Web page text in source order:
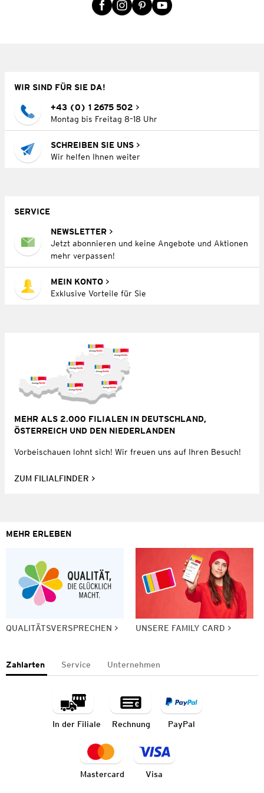
WIR SIND FÜR SIE DA!
+43 (0) 1 2675 502
Montag bis Freitag 8–18 Uhr
SCHREIBEN SIE UNS
Wir helfen Ihnen weiter
SERVICE
NEWSLETTER
Jetzt abonnieren und keine Angebote und Aktionen
mehr verpassen!
MEIN KONTO
Exklusive Vorteile für Sie
MEHR ALS 2.000 FILIALEN IN DEUTSCHLAND,
ÖSTERREICH UND DEN NIEDERLANDEN
Vorbeischauen lohnt sich! Wir freuen uns auf Ihren Besuch!
ZUM FILIALFINDER
MEHR ERLEBEN
QUALITÄTSVERSPRECHEN UNSERE FAMILY CARD
Zahlarten Service Unternehmen
In der Filiale Rechnung PayPal
Mastercard Visa